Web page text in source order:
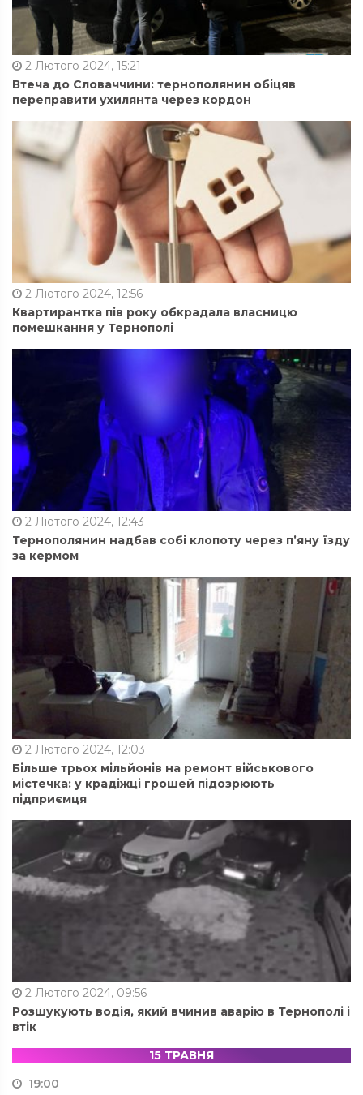
2 Лютого 2024, 15:21
Втеча до Словаччини: тернополянин обіцяв
переправити ухилянта через кордон
2 Лютого 2024, 12:56
Квартирантка пів року обкрадала власницю
помешкання у Тернополі
2 Лютого 2024, 12:43
Тернополянин надбав собі клопоту через п’яну їзду
за кермом
2 Лютого 2024, 12:03
Більше трьох мільйонів на ремонт військового
містечка: у крадіжці грошей підозрюють
підприємця
2 Лютого 2024, 09:56
Розшукують водія, який вчинив аварію в Тернополі і
втік
15 ТРАВНЯ
19:00